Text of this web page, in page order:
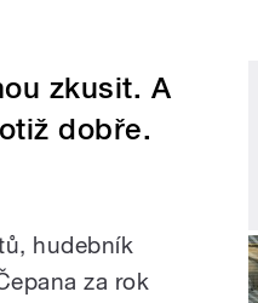
zkusit. A
dobře.
hudebník
za rok